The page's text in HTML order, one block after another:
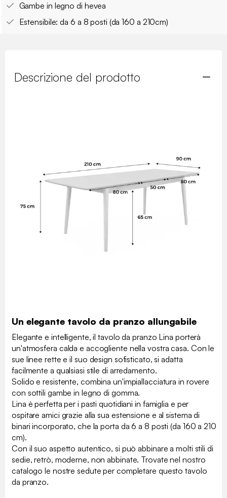
Gambe in legno di hevea
Estensibile: da 6 a 8 posti (da 160 a 210cm)
Descrizione del prodotto
Un elegante tavolo da pranzo allungabile
Elegante e intelligente, il tavolo da pranzo Lina porterà
un'atmosfera calda e accogliente nella vostra casa. Con le
sue linee rette e il suo design sofisticato, si adatta
facilmente a qualsiasi stile di arredamento.
Solido e resistente, combina un'impiallacciatura in rovere
con sottili gambe in legno di gomma.
Lina è perfetta per i pasti quotidiani in famiglia e per
ospitare amici grazie alla sua estensione e al sistema di
binari incorporato, che la porta da 6 a 8 posti (da 160 a 210
cm).
Con il suo aspetto autentico, si può abbinare a molti stili di
sedie, retrò, moderne, non abbinate. Trovate nel nostro
catalogo le nostre sedute per completare questo tavolo
da pranzo.